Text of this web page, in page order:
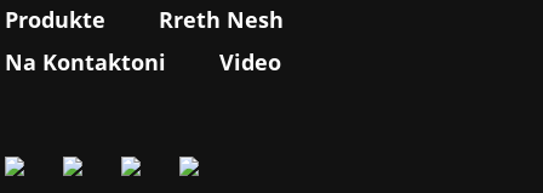
Produkte
Rreth Nesh
Na Kontaktoni
Video